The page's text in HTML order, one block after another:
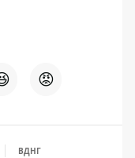
😡
ВДНГ